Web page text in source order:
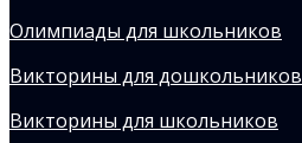
Олимпиады для школьников
Викторины для дошкольников
Викторины для школьников